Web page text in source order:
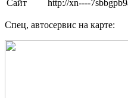
Сайт
http://xn----
Спец, автосервис на карте: